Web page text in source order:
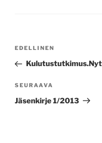
Edellinen
artikkeli
EDELLINEN
Seuraava
artikkeli
SEURAAVA
Jäsenkirje 1/2013